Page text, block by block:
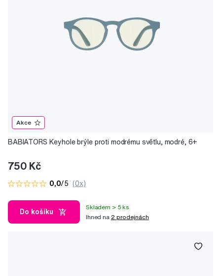
Akce
BABIATORS Keyhole brýle proti modrému světlu, modré, 6+
750 Kč
0,0/5 (0x)
Do košíku
Skladem > 5 ks
Ihned na 2 prodejnách